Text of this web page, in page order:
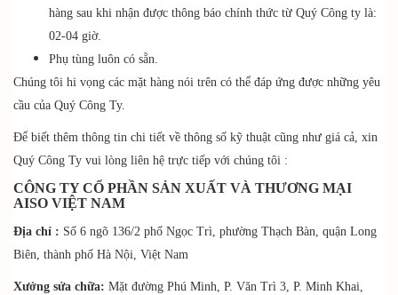
hàng sau khi nhận được thông báo chính thức từ Quý Công ty là:
02-04 giờ.
Phụ tùng luôn có sẵn.
Chúng tôi hi vọng các mặt hàng nói trên có thể đáp ứng được những yêu
cầu của Quý Công Ty.
Để biết thêm thông tin chi tiết về thông số kỹ thuật cũng như giá cả, xin
Quý Công Ty vui lòng liên hệ trực tiếp với chúng tôi :
CÔNG TY CỔ PHẦN SẢN XUẤT VÀ THƯƠNG MẠI
AISO VIỆT NAM
Địa chỉ : Số 6 ngõ 136/2 phố Ngọc Trì, phường Thạch Bàn, quận Long
Biên, thành phố Hà Nội, Việt Nam
Xưởng sửa chữa: Mặt đường Phú Minh, P. Văn Trì 3, P. Minh Khai,